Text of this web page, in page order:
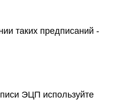
таких предписаний -
ЭЦП используйте